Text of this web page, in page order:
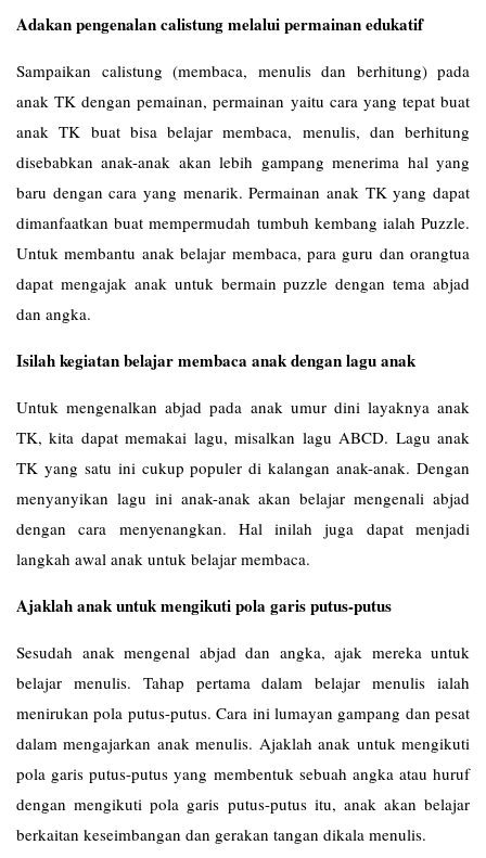
Adakan pengenalan calistung melalui permainan edukatif
Sampaikan calistung (membaca, menulis dan berhitung) pada
anak TK dengan pemainan, permainan yaitu cara yang tepat buat
anak TK buat bisa belajar membaca, menulis, dan berhitung
disebabkan anak-anak akan lebih gampang menerima hal yang
baru dengan cara yang menarik. Permainan anak TK yang dapat
dimanfaatkan buat mempermudah tumbuh kembang ialah Puzzle.
Untuk membantu anak belajar membaca, para guru dan orangtua
dapat mengajak anak untuk bermain puzzle dengan tema abjad
dan angka.
Isilah kegiatan belajar membaca anak dengan lagu anak
Untuk mengenalkan abjad pada anak umur dini layaknya anak
TK, kita dapat memakai lagu, misalkan lagu ABCD. Lagu anak
TK yang satu ini cukup populer di kalangan anak-anak. Dengan
menyanyikan lagu ini anak-anak akan belajar mengenali abjad
dengan cara menyenangkan. Hal inilah juga dapat menjadi
langkah awal anak untuk belajar membaca.
Ajaklah anak untuk mengikuti pola garis putus-putus
Sesudah anak mengenal abjad dan angka, ajak mereka untuk
belajar menulis. Tahap pertama dalam belajar menulis ialah
menirukan pola putus-putus. Cara ini lumayan gampang dan pesat
dalam mengajarkan anak menulis. Ajaklah anak untuk mengikuti
pola garis putus-putus yang membentuk sebuah angka atau huruf
dengan mengikuti pola garis putus-putus itu, anak akan belajar
berkaitan keseimbangan dan gerakan tangan dikala menulis.